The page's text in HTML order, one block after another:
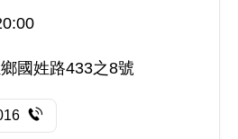
國姓路433之8號